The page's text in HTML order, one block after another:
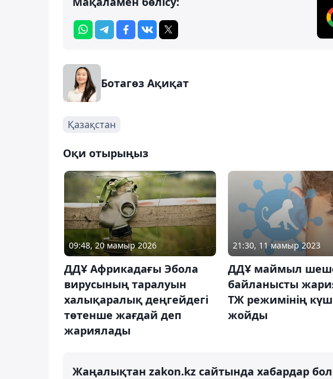
Ботагөз Ақиқат
Қазақстан
Оқи отырыңыз
09:48, 20 мамыр 2026
ДДҰ Африкадағы Эбола
вирусының таралуын
халықаралық деңгейдегі
төтенше жағдай деп
жариялады
21:30, 11 мамыр 2023
ДДҰ маймыл
байланысты
ТЖ режимінің
жойды
Жаңалықтан zakon.kz сайтында хабардар